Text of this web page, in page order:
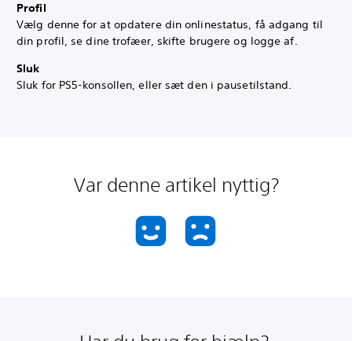
Profil
Vælg denne for at opdatere din onlinestatus, få adgang til
din profil, se dine trofæer, skifte brugere og logge af.
Sluk
Sluk for PS5-konsollen, eller sæt den i pausetilstand.
Var denne artikel nyttig?